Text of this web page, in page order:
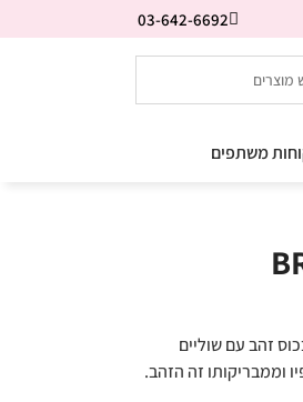
03-642-6692
משתפים
יהלום שחור 0.50 קראט משובץ בכוס זהב עם שוליים
וממבריקותו זה הזהב.